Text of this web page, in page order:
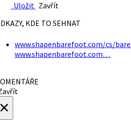
Uložit Zavřít
KDE TO SEHNAT
www.shapenbarefoot.com/cs/
www.shapenbarefoot.com…